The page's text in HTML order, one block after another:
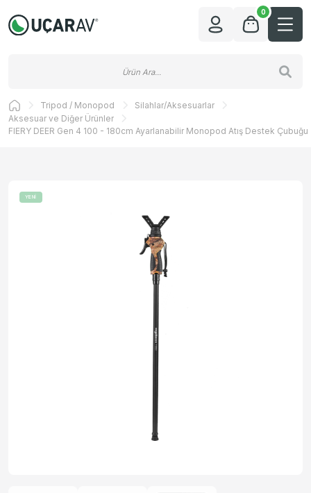
0
Tripod / Monopod
Silahlar/Aksesuarlar
Aksesuar ve Diğer Ürünler
FIERY DEER Gen 4 100 - 180cm Ayarlanabilir Monopod Atış Destek Çubuğu
YENİ